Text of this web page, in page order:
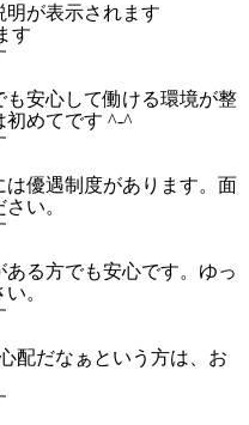
が表示されます
す
安心して働ける環境が整
初めてです ^-^
優遇制度があります。面
い。
る方でも安心です。ゆっ
。
配だなぁという方は、お